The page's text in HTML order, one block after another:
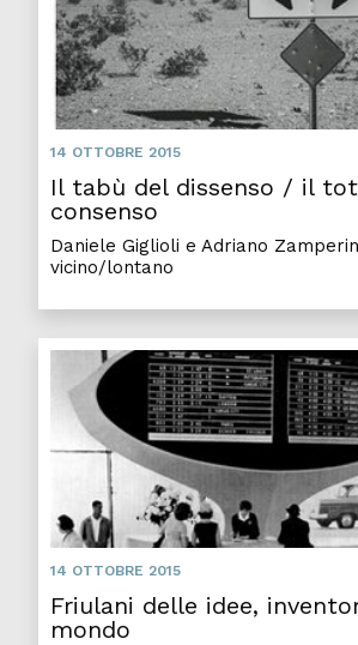
14 OTTOBRE 2015
Il tabù del dissenso / il
consenso
Daniele Giglioli e Adriano
vicino/lontano
14 OTTOBRE 2015
Friulani delle idee,
mondo